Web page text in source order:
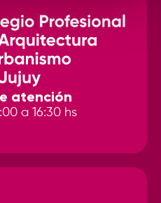
atención
a 16:30 hs